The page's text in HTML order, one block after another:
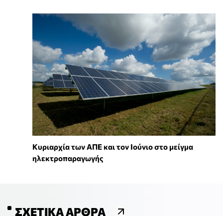
Κυριαρχία των ΑΠΕ και τον Ιούνιο στο μείγμα
ηλεκτροπαραγωγής
ΣΧΕΤΙΚΆ ΆΡΘΡΑ